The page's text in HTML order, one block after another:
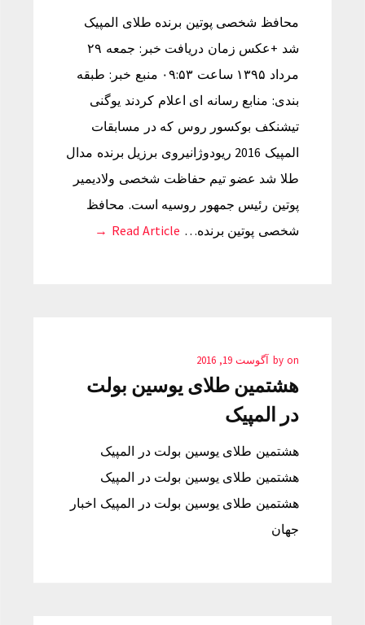
محافظ شخصی پوتین برنده طلای المپیک
شد +عکس زمان دریافت خبر: جمعه ۲۹
مرداد ۱۳۹۵ ساعت ۰۹:۵۳ منبع خبر: طبقه
بندی: منابع رسانه ای اعلام کردند یوگنی
تیشنکف بوکسور روس که در مسابقات
المپیک 2016 ریودوژانیروی برزیل برنده مدال
طلا شد عضو تیم حفاظت شخصی ولادیمیر
پوتین رئیس جمهور روسیه است. محافظ
شخصی پوتین برنده… Read Article →
by on آگوست 19, 2016
هشتمین طلای یوسین بولت
در المپیک‎
هشتمین طلای یوسین بولت در المپیک‎ اخبار
جهان